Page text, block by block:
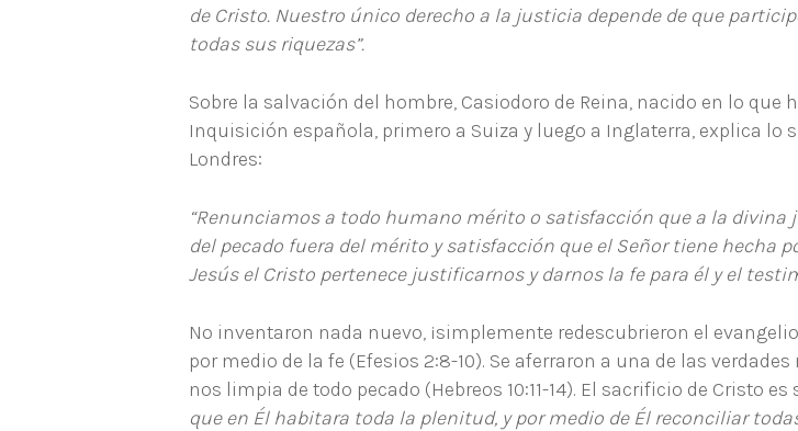
de Cristo. Nuestro único derecho a la justicia depende de que
todas sus riquezas”.
Sobre la salvación del hombre, Casiodoro de Reina, nacido en lo que
Inquisición española, primero a Suiza y luego a Inglaterra, explica lo
Londres:
“Renunciamos a todo humano mérito o satisfacción que a la divina
del pecado fuera del mérito y satisfacción que el Señor tiene hecha
Jesús el Cristo pertenece justificarnos y darnos la fe para él y el
No inventaron nada nuevo, ¡simplemente redescubrieron el
por medio de la fe (Efesios 2:8-10). Se aferraron a una de las
nos limpia de todo pecado (Hebreos 10:11-14). El sacrificio de Cristo
que en Él habitara toda la plenitud, y por medio de Él reconciliar